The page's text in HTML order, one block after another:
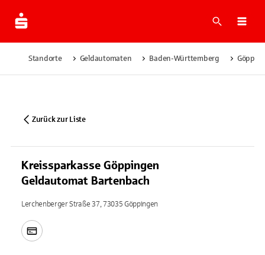
Suche
Standorte Geldautomaten Baden-Württemberg
Zurück zur Liste
Kreissparkasse Göppingen
Geldautomat Bartenbach
Lerchenberger Straße 37, 73035 Göppingen